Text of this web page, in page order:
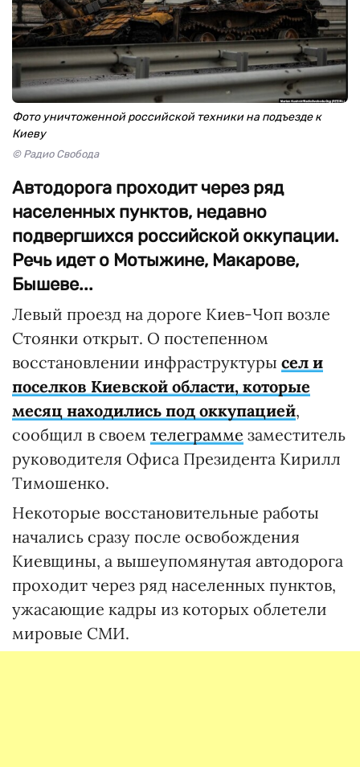
Фото уничтоженной российской техники на подъезде к
Киеву
© Радио Свобода
Автодорога проходит через ряд
населенных пунктов, недавно
подвергшихся российской оккупации.
Речь идет о Мотыжине, Макарове,
Бышеве...
Левый проезд на дороге Киев-Чоп возле
Стоянки открыт. О постепенном
восстановлении инфраструктуры сел и
поселков Киевской области, которые
месяц находились под оккупацией,
сообщил в своем телеграмме заместитель
руководителя Офиса Президента Кирилл
Тимошенко.
Некоторые восстановительные работы
начались сразу после освобождения
Киевщины, а вышеупомянутая автодорога
проходит через ряд населенных пунктов,
ужасающие кадры из которых облетели
мировые СМИ.